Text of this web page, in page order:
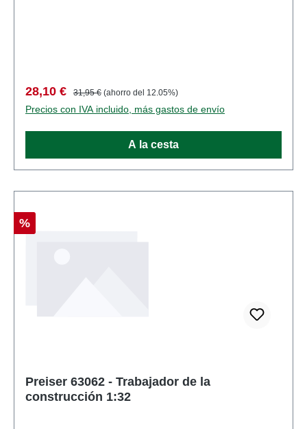
PreiserNúmero de artículo: 63061numero de piezas:
Conjunto de varias piezasEAN: 4041032630618tipo
de producto: Cifrasescala: 1:32Recomendación de
edad: A partir de 14 años
Precio de venta:
28,10 € Precio normal:
31,95 € (ahorro del 12.05%)
Precios con IVA incluido, más gastos de envío
A la cesta
Descuento
%
Preiser 63062 - Trabajador de la
construcción 1:32